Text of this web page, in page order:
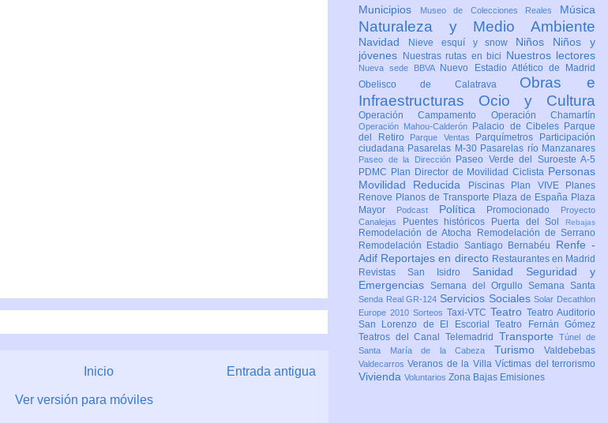
Entrada antigua
Inicio
Ver versión para móviles
Municipios Museo de Colecciones Reales Música
Naturaleza y Medio Ambiente
Navidad Nieve esquí y snow Niños Niños y
jóvenes
Nuestras rutas en bici Nuestros lectores
Nueva sede BBVA
Nuevo Estadio Atlético de Madrid
Obelisco de Calatrava Obras e
Infraestructuras Ocio y Cultura
Operación Campamento Operación Chamartín
Operación Mahou-Calderón Palacio de Cibeles Parque
del Retiro
Parque Ventas Parquímetros
Participación
ciudadana Pasarelas M-30 Pasarelas río Manzanares
Paseo de la Dirección
Paseo Verde del Suroeste A-5
PDMC Plan Director de Movilidad Ciclista Personas
Movilidad Reducida
Piscinas Plan VIVE
Planes
Renove Planos de Transporte Plaza de España Plaza
Mayor
Podcast Política Promocionado
Proyecto
Canalejas
Puentes históricos Puerta del Sol Rebajas
Remodelación de Atocha
Remodelación de Serrano
Remodelación Estadio Santiago Bernabéu Renfe -
Adif Reportajes en directo Restaurantes en Madrid
Revistas San Isidro Sanidad Seguridad y
Emergencias Semana del Orgullo Semana Santa
Senda Real GR-124 Servicios SocialesSolar Decathlon
Europe 2010 Sorteos Taxi-VTC Teatro Teatro Auditorio
San Lorenzo de El EscorialTeatro Fernán Gómez
Teatros del Canal Telemadrid TransporteTúnel de
Santa María de la Cabeza Turismo Valdebebas
ValdecarrosVeranos de la VillaVíctimas del terrorismo
Vivienda Voluntarios Zona Bajas Emisiones